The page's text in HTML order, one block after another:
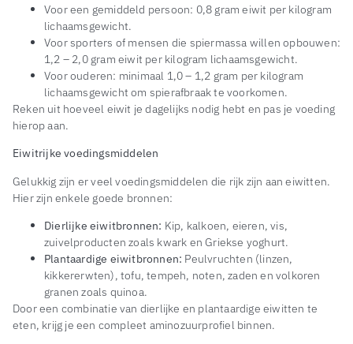
Voor een gemiddeld persoon: 0,8 gram eiwit per kilogram
lichaamsgewicht.
Voor sporters of mensen die spiermassa willen opbouwen:
1,2 – 2,0 gram eiwit per kilogram lichaamsgewicht.
Voor ouderen: minimaal 1,0 – 1,2 gram per kilogram
lichaamsgewicht om spierafbraak te voorkomen.
Reken uit hoeveel eiwit je dagelijks nodig hebt en pas je voeding
hierop aan.
Eiwitrijke voedingsmiddelen
Gelukkig zijn er veel voedingsmiddelen die rijk zijn aan eiwitten.
Hier zijn enkele goede bronnen:
Dierlijke eiwitbronnen: Kip, kalkoen, eieren, vis,
zuivelproducten zoals kwark en Griekse yoghurt.
Plantaardige eiwitbronnen: Peulvruchten (linzen,
kikkererwten), tofu, tempeh, noten, zaden en volkoren
granen zoals quinoa.
Door een combinatie van dierlijke en plantaardige eiwitten te
eten, krijg je een compleet aminozuurprofiel binnen.